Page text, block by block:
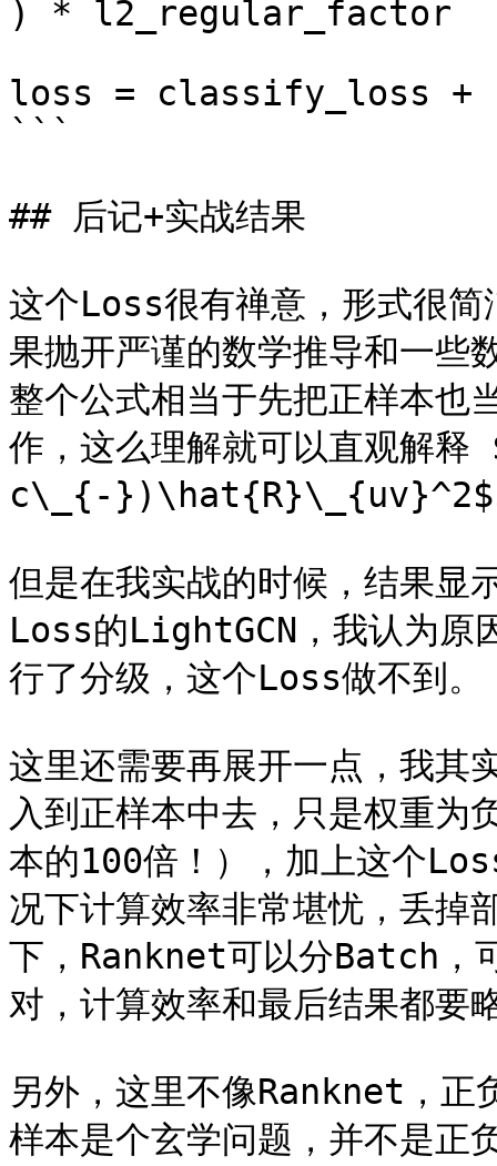
) * l2_regular_factor
loss = classify_loss +
```
## 后记+实战结果
这个Loss很有禅意，形式很
果抛开严谨的数学推导和一些
整个公式相当于先把正样本也
作，这么理解就可以直观解
c\_{-})\hat{R}\_{uv}^2$$
但是在我实战的时候，结果
Loss的LightGCN，我认为原
行了分级，这个Loss做不到。
这里还需要再展开一点，我其
入到正样本中去，只是权重为
本的100倍！），加上这个
况下计算效率非常堪忧，丢掉
下，Ranknet可以分Batch，
对，计算效率和最后结果都要
另外，这里不像Ranknet，正
样本是个玄学问题，并不是正